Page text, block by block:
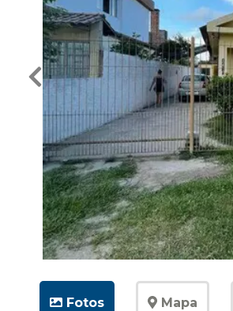
Fotos Mapa